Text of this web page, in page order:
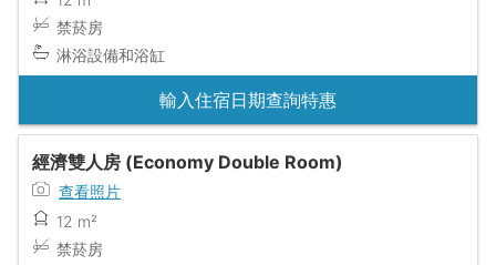
禁菸房
淋浴設備和浴缸
輸入住宿日期查詢特惠
經濟雙人房 (Economy Double Room)
查看照片
12 m²
禁菸房